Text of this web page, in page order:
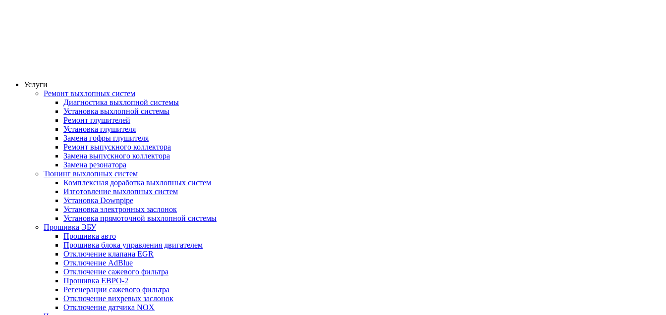
Услуги
Ремонт выхлопных систем
Диагностика выхлопной системы
Установка выхлопной системы
Ремонт глушителей
Установка глушителя
Замена гофры глушителя
Ремонт выпускного коллектора
Замена выпускного коллектора
Замена резонатора
Тюнинг выхлопных систем
Комплексная доработка выхлопных систем
Изготовление выхлопных систем
Установка Downpipe
Установка электронных заслонок
Установка прямоточной выхлопной системы
Прошивка ЭБУ
Прошивка авто
Прошивка блока управления двигателем
Отключение клапана EGR
Отключение AdBlue
Отключение сажевого фильтра
Прошивка ЕВРО-2
Регенерации сажевого фильтра
Отключение вихревых заслонок
Отключение датчика NOX